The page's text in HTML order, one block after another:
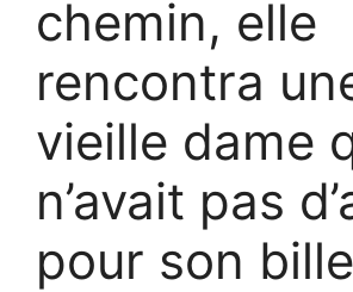
chemin, elle
rencontra
vieille dame
n’avait pas
pour son